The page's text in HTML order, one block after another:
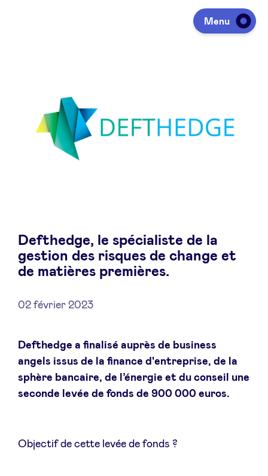
Menu
Lever des fonds
À propos
Avantages
BeAngels Luxembourg
Defthedge, le spécialiste de la
gestion des risques de change et
de matières premières.
02 février 2023
Defthedge a finalisé auprès de business
angels issus de la finance d'entreprise, de la
sphère bancaire, de l’énergie et du conseil une
seconde levée de fonds de 900 000 euros.
Objectif de cette levée de fonds ?